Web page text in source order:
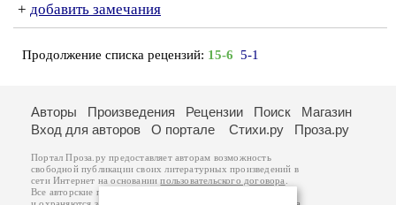
+ добавить замечания
Продолжение списка рецензий: 15-6 5-1
Авторы Произведения Рецензии Поиск
Магазин
Вход для авторов
О портале Стихи.ру Проза.ру
Портал Проза.ру предоставляет авторам возможность
свободной публикации своих литературных произведений в
сети Интернет на основаниипользовательского договора
Все авторские права на произведения принадлежат авторам